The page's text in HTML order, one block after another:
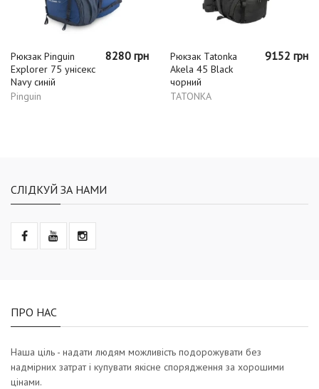
Рюкзак Pinguin
Explorer 75 унісекс
Navy синій
Pinguin
8280 грн
Рюкзак Tatonka
Akela 45 Black
чорний
TATONKA
9152 грн
СЛІДКУЙ ЗА НАМИ
ПРО НАС
Наша ціль - надати людям можливість подорожувати без
надмірних затрат і купувати якісне спорядження за хорошими
цінами.